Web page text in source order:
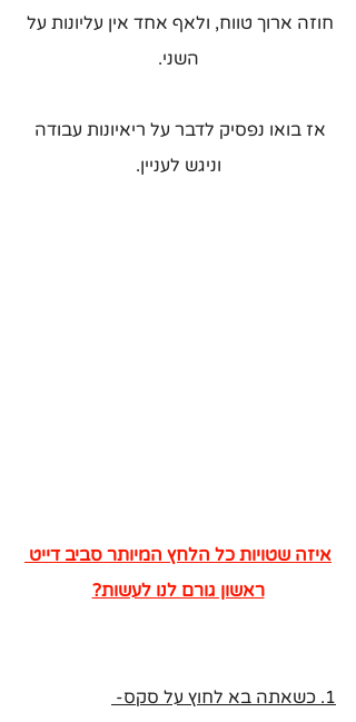
חוזה ארוך טווח, ולאף אחד אין עליונות על
השני.
אז בואו נפסיק לדבר על ריאיונות עבודה
וניגש לעניין.
איזה שטויות כל הלחץ המיותר סביב דייט
ראשון גורם לנו לעשות?
1. כשאתה בא לחוץ על סקס-